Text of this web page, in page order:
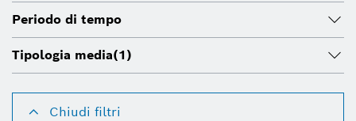
Periodo di tempo
Tipologia media(1)
Chiudi filtri